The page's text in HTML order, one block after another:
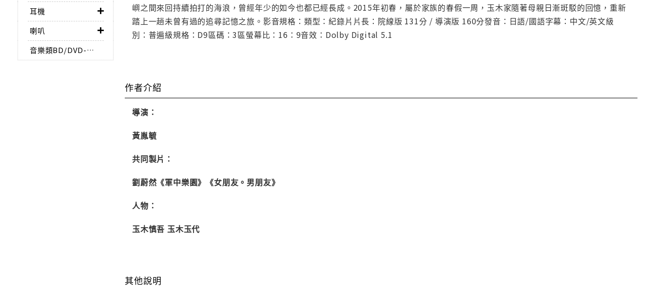
耳機
喇叭
音樂類BD/DVD-AUDIO
嶼之間來回持續拍打的海浪，曾經年少的如今也都已經長成。2015年初春，屬於家族的春假一周，玉木家隨著母親日漸斑駁的回憶，重新
踏上一趟未曾有過的追尋記憶之旅。影音規格：類型：紀錄片片長：院線版 131分 / 導演版 160分發音：日語/國語字幕：中文/英文級
別：普遍級規格：D9區碼：3區螢幕比：16：9音效：Dolby Digital 5.1
作者介紹
導演：
黃胤毓
共同製片：
劉蔚然《軍中樂園》《女朋友。男朋友》
人物：
玉木慎吾 玉木玉代
其他說明